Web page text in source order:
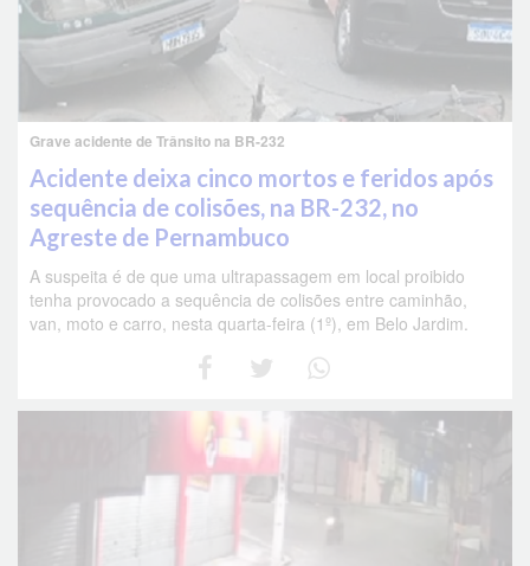
Grave acidente de Trânsito na BR-232
Acidente deixa cinco mortos e feridos após
sequência de colisões, na BR-232, no
Agreste de Pernambuco
A suspeita é de que uma ultrapassagem em local proibido
tenha provocado a sequência de colisões entre caminhão,
van, moto e carro, nesta quarta-feira (1º), em Belo Jardim.